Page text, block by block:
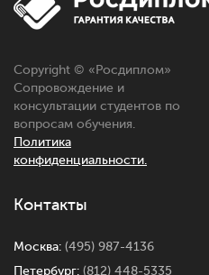
Copyright © «Росдиплом»
Сопровождение и
консультации студентов по
вопросам обучения.
Политика
конфиденциальности.
Контакты
Москва: (495) 987-4136
Петербург: (812) 448-5335